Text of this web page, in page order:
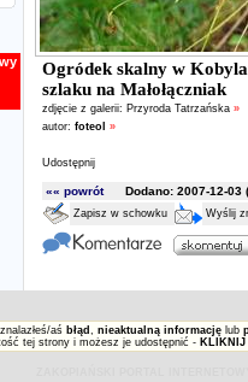
Ogródek skalny w
szlaku na Małołączniak
zdjęcie z galerii: Przyroda Tatrzańska »
autor: foteol »
Udostępnij
«« powrótDodano: 2007-12-03
Zapisz w schowku Wyślij
aś błąd , nieaktualną informację lub
tej strony i możesz je udostępnić - KLIKNIJ